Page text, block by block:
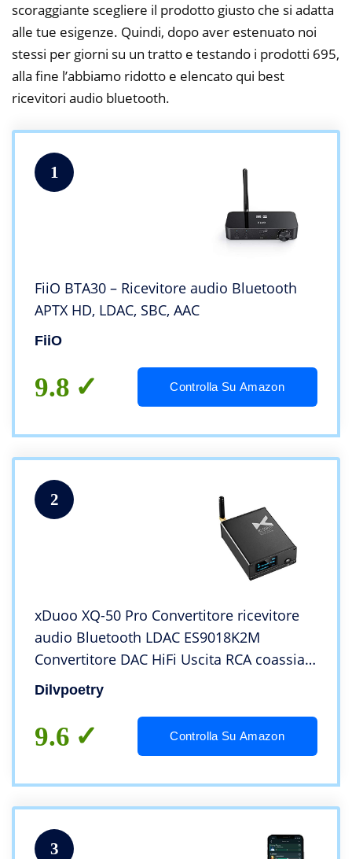
scoraggiante scegliere il prodotto giusto che si adatta
alle tue esigenze. Quindi, dopo aver estenuato noi
stessi per giorni su un tratto e testando i prodotti 695,
alla fine l’abbiamo ridotto e elencato qui best
ricevitori audio bluetooth.
1
FiiO BTA30 – Ricevitore audio Bluetooth
APTX HD, LDAC, SBC, AAC
FiiO
9.8 Controlla Su Amazon
2
xDuoo XQ-50 Pro Convertitore ricevitore
audio Bluetooth LDAC ES9018K2M
Convertitore DAC HiFi Uscita RCA coassiale
ottica senza perdita
Dilvpoetry
9.6 Controlla Su Amazon
3